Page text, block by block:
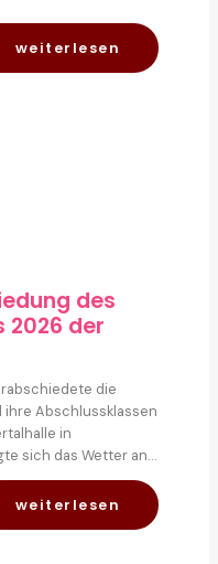
weiterlesen
des
2026 der
die
Abschlussklassen
in
sich das Wetter an…
weiterlesen